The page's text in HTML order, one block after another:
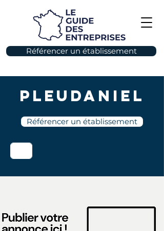
Référencer un établissement
Pleudaniel
Référencer un établissement